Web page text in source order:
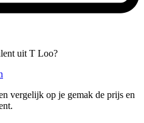
uit T Loo?
vergelijk op je gemak de prijs en